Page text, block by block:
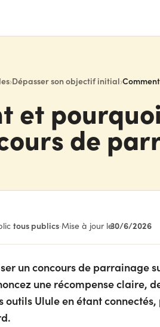
›Dépasser son objectif initial›
et
de
:
tous publics·Mise à jour le30/6/2026
un concours de parrainage
une récompense claire,
Ulule en étant